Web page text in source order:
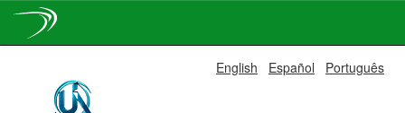
navigation
English Español Português